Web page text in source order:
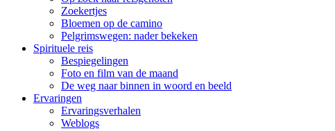
Zoekertjes
Bloemen op de camino
Pelgrimswegen: nader bekeken
Spirituele reis
Bespiegelingen
Foto en film van de maand
De weg naar binnen in woord en beeld
Ervaringen
Ervaringsverhalen
Weblogs